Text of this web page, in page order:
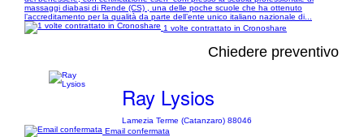
massaggi diabasi di Rende (CS) , una delle poche scuole che ha ottenuto
l’accreditamento per la qualità da parte dell’ente unico italiano nazionale di...
1 volte contrattato in Cronoshare
Chiedere preventivo
Ray Lysios
Lamezia Terme (Catanzaro) 88046
Email confermata